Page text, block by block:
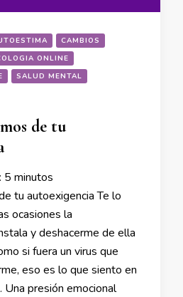
CAMBIOS
ONLINE
SALUD MENTAL
de tu
5 minutos
tu autoexigencia Te lo
ocasiones la
y deshacerme de ella
si fuera un virus que
eso es lo que siento en
Una presión emocional